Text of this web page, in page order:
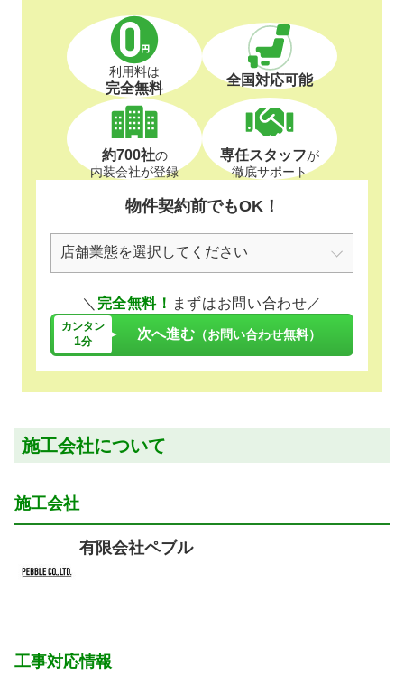
利用料は
完全無料 全国対応可能
約700社の
内装会社が登録
専任スタッフが
徹底サポート
物件契約前でもOK！
＼ 完全無料！ まずはお問い合わせ／
カンタン
1分 次へ進む （お問い合わせ無料）
施工会社について
施工会社
有限会社ペブル
工事対応情報